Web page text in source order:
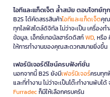
ไอทีและแก็ดเจ็ต ล้ำสมัย ตอบโจทย์ทุ
B2S ได้คัดสรรสินค้าไอทีและแก็ดเจ็ตคุณ
ทุกไลฟ์สไตล์ดิจิทัล ไม่ว่าจะเป็น เครื่องท
ข้อมูล, เอ็กซ์เทอนัลฮาร์ดดิสก์WD, หรือ
ให้การทำงานของคุณสะดวกสบายยิ่งขึ้น
เฟอร์นิเจอร์ดีไซน์ครบฟังก์ชั่น
นอกจากนี้ B2S ยังมีเฟอร์นิเจอร์ครบทุก
และที่ทำงาน ไม่ว่าจะเป็นโต๊ะทำงานพับไ
Furradecก็มีให้เลือกครบครัน